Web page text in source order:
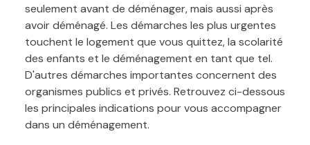
seulement avant de déménager, mais aussi après
avoir déménagé. Les démarches les plus urgentes
touchent le logement que vous quittez, la scolarité
des enfants et le déménagement en tant que tel.
D'autres démarches importantes concernent des
organismes publics et privés. Retrouvez ci-dessous
les principales indications pour vous accompagner
dans un déménagement.